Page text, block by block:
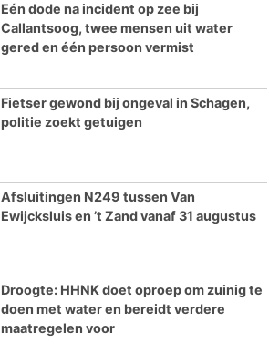
Eén dode na incident op zee bij
Callantsoog, twee mensen uit water
gered en één persoon vermist
Fietser gewond bij ongeval in Schagen,
politie zoekt getuigen
Afsluitingen N249 tussen Van
Ewijcksluis en ’t Zand vanaf 31 augustus
Droogte: HHNK doet oproep om zuinig te
doen met water en bereidt verdere
maatregelen voor